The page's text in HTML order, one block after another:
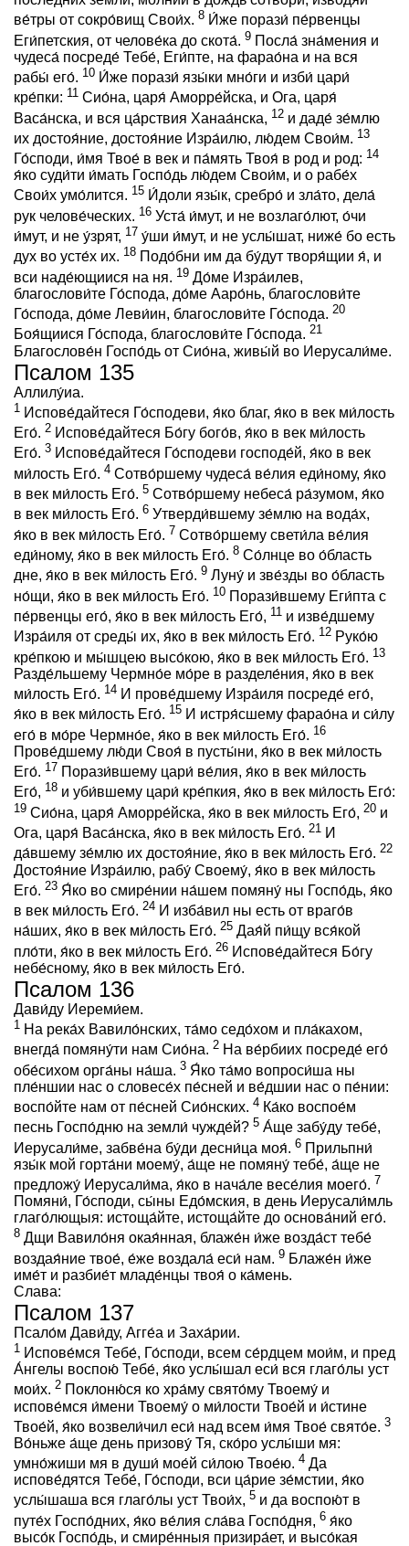
ве́тры от сокро́вищ Свои́х. 8 И́же порази́ пе́рвенцы
Еги́петския, от челове́ка до скота́. 9 Посла́ зна́мения и
чудеса́ посреде́ Тебе́, Еги́пте, на фарао́на и на вся
рабы́ eго́. 10 И́же порази́ язы́ки мно́ги и изби́ цари́
кре́пки: 11 Сио́на, царя́ Аморре́йска, и Ога, царя́
Васа́нска, и вся ца́рствия Ханаа́нска, 12 и даде́ зе́млю
их достоя́ние, достоя́ние Изра́илю, лю́дем Свои́м. 13
Го́споди, и́мя Твое́ в век и па́мять Твоя́ в род и род: 14
я́ко суди́ти и́мать Госпо́дь лю́дем Свои́м, и о рабе́х
Свои́х умо́лится. 15 И́доли язы́к, сребро́ и зла́то, дела́
рук челове́ческих. 16 Уста́ и́мут, и не возлаго́лют, о́чи
и́мут, и не у́зрят, 17 у́ши и́мут, и не услы́шат, ниже́ бо есть
дух во усте́х их. 18 Подо́бни им да бу́дут творя́щии я́, и
вси наде́ющиися на ня. 19 До́ме Изра́илев,
благослови́те Го́спода, до́ме Ааро́нь, благослови́те
Го́спода, до́ме Леви́ин, благослови́те Го́спода. 20
Боя́щиися Го́спода, благослови́те Го́спода. 21
Благослове́н Госпо́дь от Сио́на, живы́й во Иерусали́ме.
Псалом 135
Аллилу́иа.
1 Испове́дайтеся Го́сподеви, я́ко благ, я́ко в век ми́лость
Его́. 2 Испове́дайтеся Бо́гу бого́в, я́ко в век ми́лость
Его́. 3 Испове́дайтеся Го́сподеви господе́й, я́ко в век
ми́лость Его́. 4 Сотво́ршему чудеса́ ве́лия еди́ному, я́ко
в век ми́лость Его́. 5 Сотво́ршему небеса́ ра́зумом, я́ко
в век ми́лость Его́. 6 Утверди́вшему зе́млю на вода́х,
я́ко в век ми́лость Его́. 7 Сотво́ршему свети́ла ве́лия
еди́ному, я́ко в век ми́лость Его́. 8 Со́лнце во о́бласть
дне, я́ко в век ми́лость Его́. 9 Луну́ и зве́зды во о́бласть
но́щи, я́ко в век ми́лость Его́. 10 Порази́вшему Еги́пта с
пе́рвенцы eго́, я́ко в век ми́лость Его́, 11 и изве́дшему
Изра́иля от среды́ их, я́ко в век ми́лость Его́. 12 Руко́ю
кре́пкою и мы́шцею высо́кою, я́ко в век ми́лость Его́. 13
Разде́льшему Чермно́е мо́ре в разделе́ния, я́ко в век
ми́лость Его́. 14 И прове́дшему Изра́иля посреде́ eго́,
я́ко в век ми́лость Его́. 15 И истря́сшему фарао́на и си́лу
eго́ в мо́ре Чермно́е, я́ко в век ми́лость Его́. 16
Прове́дшему лю́ди Своя́ в пусты́ни, я́ко в век ми́лость
Его́. 17 Порази́вшему цари́ ве́лия, я́ко в век ми́лость
Его́, 18 и уби́вшему цари́ кре́пкия, я́ко в век ми́лость Его́:
19 Сио́на, царя́ Аморре́йска, я́ко в век ми́лость Его́, 20 и
Ога, царя́ Васа́нска, я́ко в век ми́лость Его́. 21 И
да́вшему зе́млю их достоя́ние, я́ко в век ми́лость Его́. 22
Достоя́ние Изра́илю, рабу́ Своему́, я́ко в век ми́лость
Его́. 23 Я́ко во смире́нии на́шем помяну́ ны Госпо́дь, я́ко
в век ми́лость Его́. 24 И изба́вил ны есть от враго́в
на́ших, я́ко в век ми́лость Его́. 25 Дая́й пи́щу вся́кой
пло́ти, я́ко в век ми́лость Его́. 26 Испове́дайтеся Бо́гу
небе́сному, я́ко в век ми́лость Его́.
Псалом 136
Дави́ду Иереми́ем.
1 На река́х Вавило́нских, та́мо седо́хом и пла́кахом,
внегда́ помяну́ти нам Сио́на. 2 На ве́рбиих посреде́ eго́
обе́сихом орга́ны на́ша. 3 Я́ко та́мо вопроси́ша ны
пле́ншии нас о словесе́х пе́сней и ве́дшии нас о пе́нии:
воспо́йте нам от пе́сней Сио́нских. 4 Ка́ко воспое́м
песнь Госпо́дню на земли́ чужде́й? 5 А́ще забу́ду тебе́,
Иерусали́ме, забве́на бу́ди десни́ца моя́. 6 Прильпни́
язы́к мой горта́ни моему́, а́ще не помяну́ тебе́, а́ще не
предложу́ Иерусали́ма, я́ко в нача́ле весе́лия моего́. 7
Помяни́, Го́споди, сы́ны Едо́мския, в день Иерусали́мль
глаго́лющыя: истоща́йте, истоща́йте до основа́ний eго́.
8 Дщи Вавило́ня окая́нная, блаже́н и́же возда́ст тебе́
воздая́ние твое́, е́же воздала́ еси́ нам. 9 Блаже́н и́же
име́т и разбие́т младе́нцы твоя́ о ка́мень.
Слава:
Псалом 137
Псало́м Дави́ду, Агге́а и Заха́рии.
1 Испове́мся Тебе́, Го́споди, всем се́рдцем мои́м, и пред
А́нгелы воспою́ Тебе́, я́ко услы́шал еси́ вся глаго́лы уст
мои́х. 2 Поклоню́ся ко хра́му свято́му Твоему́ и
испове́мся и́мени Твоему́ о ми́лости Твое́й и и́стине
Твое́й, я́ко возвели́чил еси́ над всем и́мя Твое́ свято́е. 3
Во́ньже а́ще день призову́ Тя, ско́ро услы́ши мя:
умно́жиши мя в души́ мое́й си́лою Твое́ю. 4 Да
испове́дятся Тебе́, Го́споди, вси ца́рие зе́мстии, я́ко
услы́шаша вся глаго́лы уст Твои́х, 5 и да воспою́т в
путе́х Госпо́дних, я́ко ве́лия сла́ва Госпо́дня, 6 я́ко
высо́к Госпо́дь, и смире́нныя призира́ет, и высо́кая